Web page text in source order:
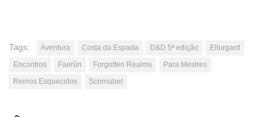
Tags: Aventura Costa da Espada D&D 5ª edição
Elturgard
Encontros
Faerûn Forgotten Realms
Para Mestres
Reinos Esquecidos
Scornubel